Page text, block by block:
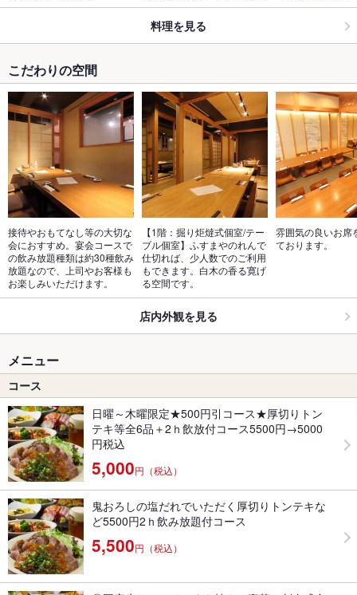
料理を見る
こだわりの空間
接待やおもてなし等の大切な
会におすすめ。宴会コースで
の飲み放題種類は約30種飲み
放題なので、上司やお客様も
お楽しみいただけます。
【1階：掘り炬燵式個室/テー
ブル個室】ふすまやのれんで
仕切れば、少人数でのご利用
もできます。白木の香る寛げ
る空間です。
雰囲気の良いお席
ております。
店内外観を見る
メニュー
コース
日曜～木曜限定★500円引コース★厚切りトン
テキ等全6品＋2ｈ飲放付コース5500円→5000
円税込
5,000円（税込）
鬼おろしの塩だれでいただく厚切りトンテキな
ど5500円2ｈ飲み放題付コース
5,500円（税込）